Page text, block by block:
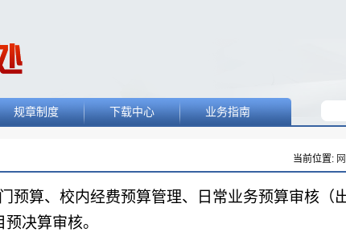
规章制度 下载中心 业务指南
当前位置:
预算、校内经费预算管理、日常业务预算审核（
决算审核。